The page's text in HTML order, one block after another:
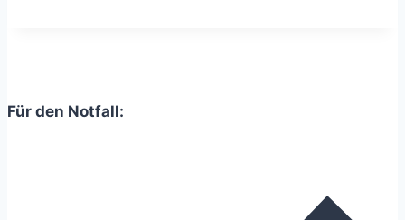
Rezepte
Für den Notfall: